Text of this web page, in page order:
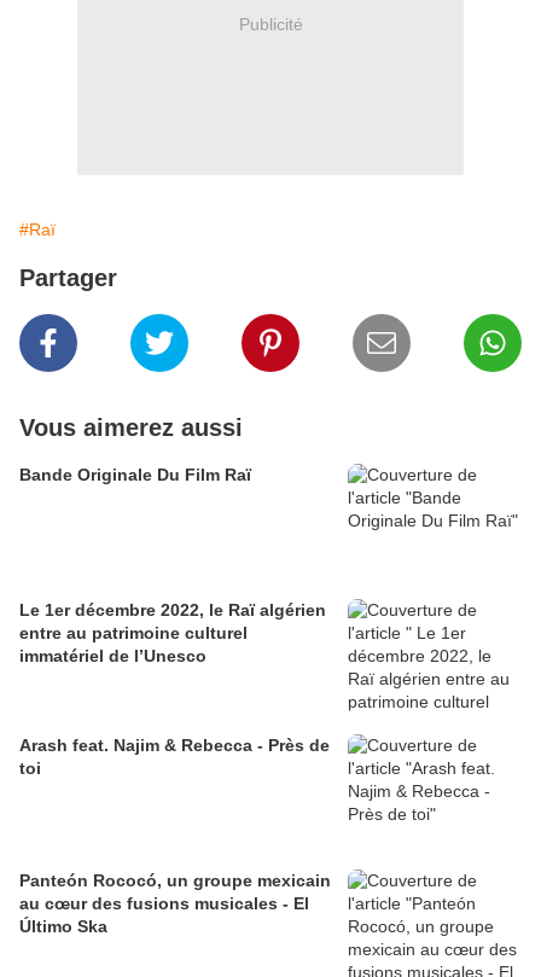
Publicité
#Raï
Partager
Vous aimerez aussi
Bande Originale Du Film Raï
Le 1er décembre 2022, le Raï algérien
entre au patrimoine culturel
immatériel de l’Unesco
Arash feat. Najim & Rebecca - Près de
toi
Panteón Rococó, un groupe mexicain
au cœur des fusions musicales - El
Último Ska